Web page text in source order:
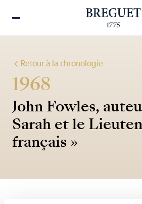
Retour à la chronologie
1968
John Fowles,
Sarah et le
français »